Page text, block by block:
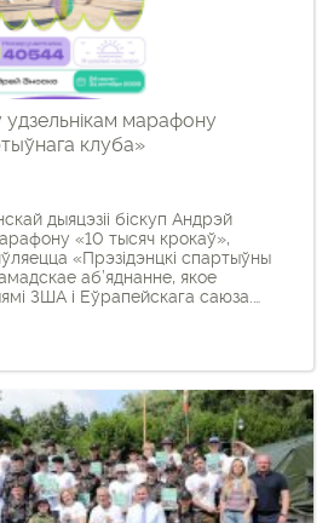
удзельнікам марафону
клуба»
дыяцэзіі біскуп Андрэй
«10 тысяч крокаў»,
«Прэзідэнцкі спартыўны
аб’яднанне, якое
ЗША і Еўрапейскага саюза.
разыграюць прызы. На
Зноска апублікаваў свой нумар
пазначыў акаўнты […]